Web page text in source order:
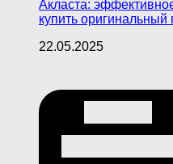
Акласта:
купить оригинальный
22.05.2025